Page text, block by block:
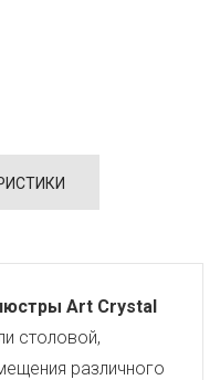
Art Crystal
столовой,
различного